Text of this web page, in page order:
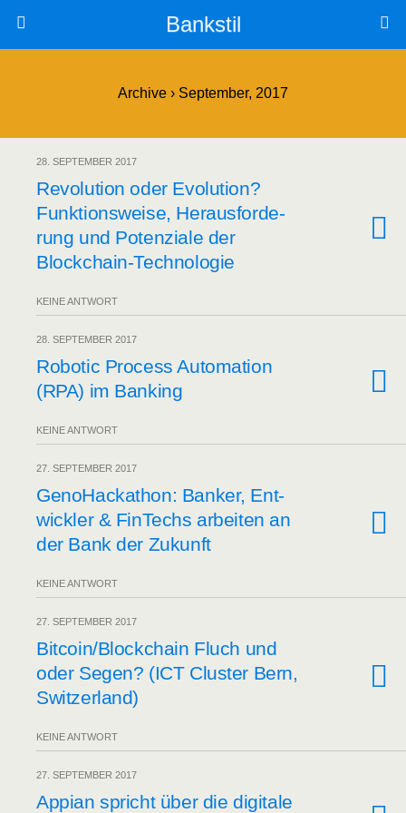
Bankstil
Archive › September, 2017
28. SEPTEMBER 2017
Revo­lu­ti­on oder Evo­lu­ti­on?
Funk­ti­ons­wei­se, Her­aus­for­de­
rung und Poten­zia­le der
Blockchain-Technologie
KEINE ANTWORT
28. SEPTEMBER 2017
Robo­tic Pro­cess Auto­ma­ti­on
(RPA) im Banking
KEINE ANTWORT
27. SEPTEMBER 2017
Gen­o­Ha­cka­thon: Ban­ker, Ent­
wick­ler & FinTechs arbei­ten an
der Bank der Zukunft
KEINE ANTWORT
27. SEPTEMBER 2017
Bitcoin/​Blockchain Fluch und
oder Segen? (ICT Clus­ter Bern,
Switzerland)
KEINE ANTWORT
27. SEPTEMBER 2017
Appian spricht über die digi­ta­le